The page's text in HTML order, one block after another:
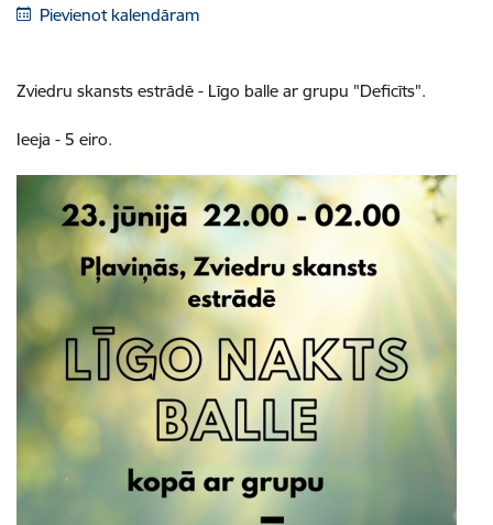
Pievienot kalendāram
Zviedru skansts estrādē - Līgo balle ar grupu "Deficīts".
Ieeja - 5 eiro.